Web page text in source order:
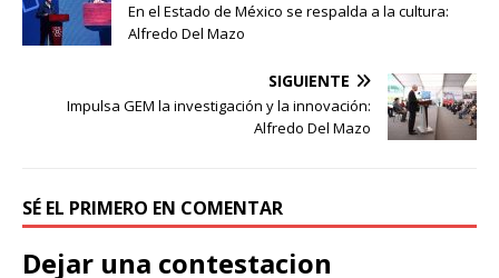
En el Estado de México se respalda a la cultura:
Alfredo Del Mazo
SIGUIENTE
Impulsa GEM la investigación y la innovación:
Alfredo Del Mazo
SÉ EL PRIMERO EN COMENTAR
Dejar una contestacion